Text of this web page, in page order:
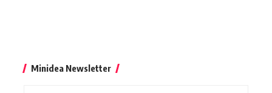
Minidea Newsletter